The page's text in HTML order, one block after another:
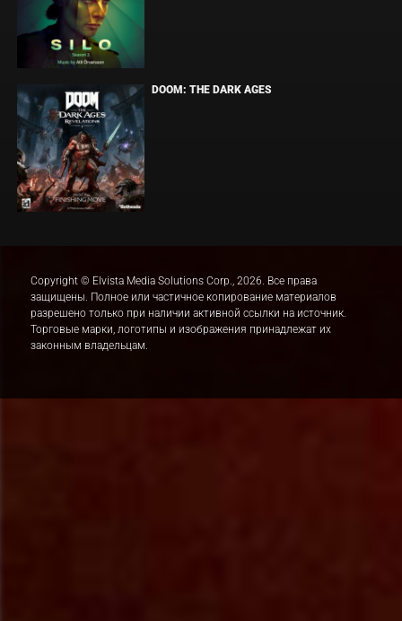
DOOM: THE DARK AGES
Copyright © Elvista Media Solutions Corp., 2026. Все права
защищены. Полное или частичное копирование материалов
разрешено только при наличии активной ссылки на источник.
Торговые марки, логотипы и изображения принадлежат их
законным владельцам.